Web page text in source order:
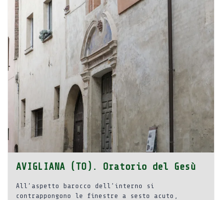
AVIGLIANA (TO). Oratorio del Gesù
All’aspetto barocco dell’interno si
contrappongono le finestre a sesto acuto,